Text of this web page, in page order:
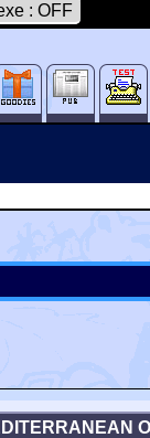
: OFF